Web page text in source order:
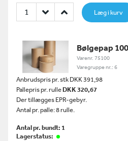
Læg i kurv
Bølgepap
Varenr. 75100
Varegruppe nr.: 6
Anbrudspris pr. stk DKK 391,98
Pallepris pr. rulleDKK 320,67
Der tillægges EPR-gebyr.
Antal pr. palle: 8 rulle.
Antal pr. bundt: 1
Lagerstatus: